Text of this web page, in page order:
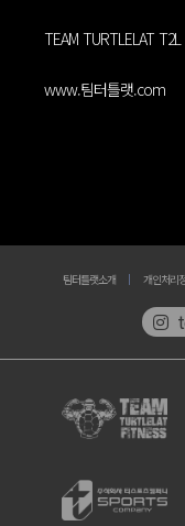
TEAM TURTLELAT T2L
www.팀터틀랫.com
팀터틀랫소개 개인처리